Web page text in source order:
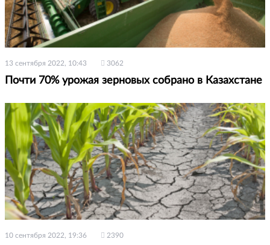
13 сентября 2022, 10:43 3062
Почти 70% урожая зерновых собрано в Казахстане
10 сентября 2022, 19:36 2390